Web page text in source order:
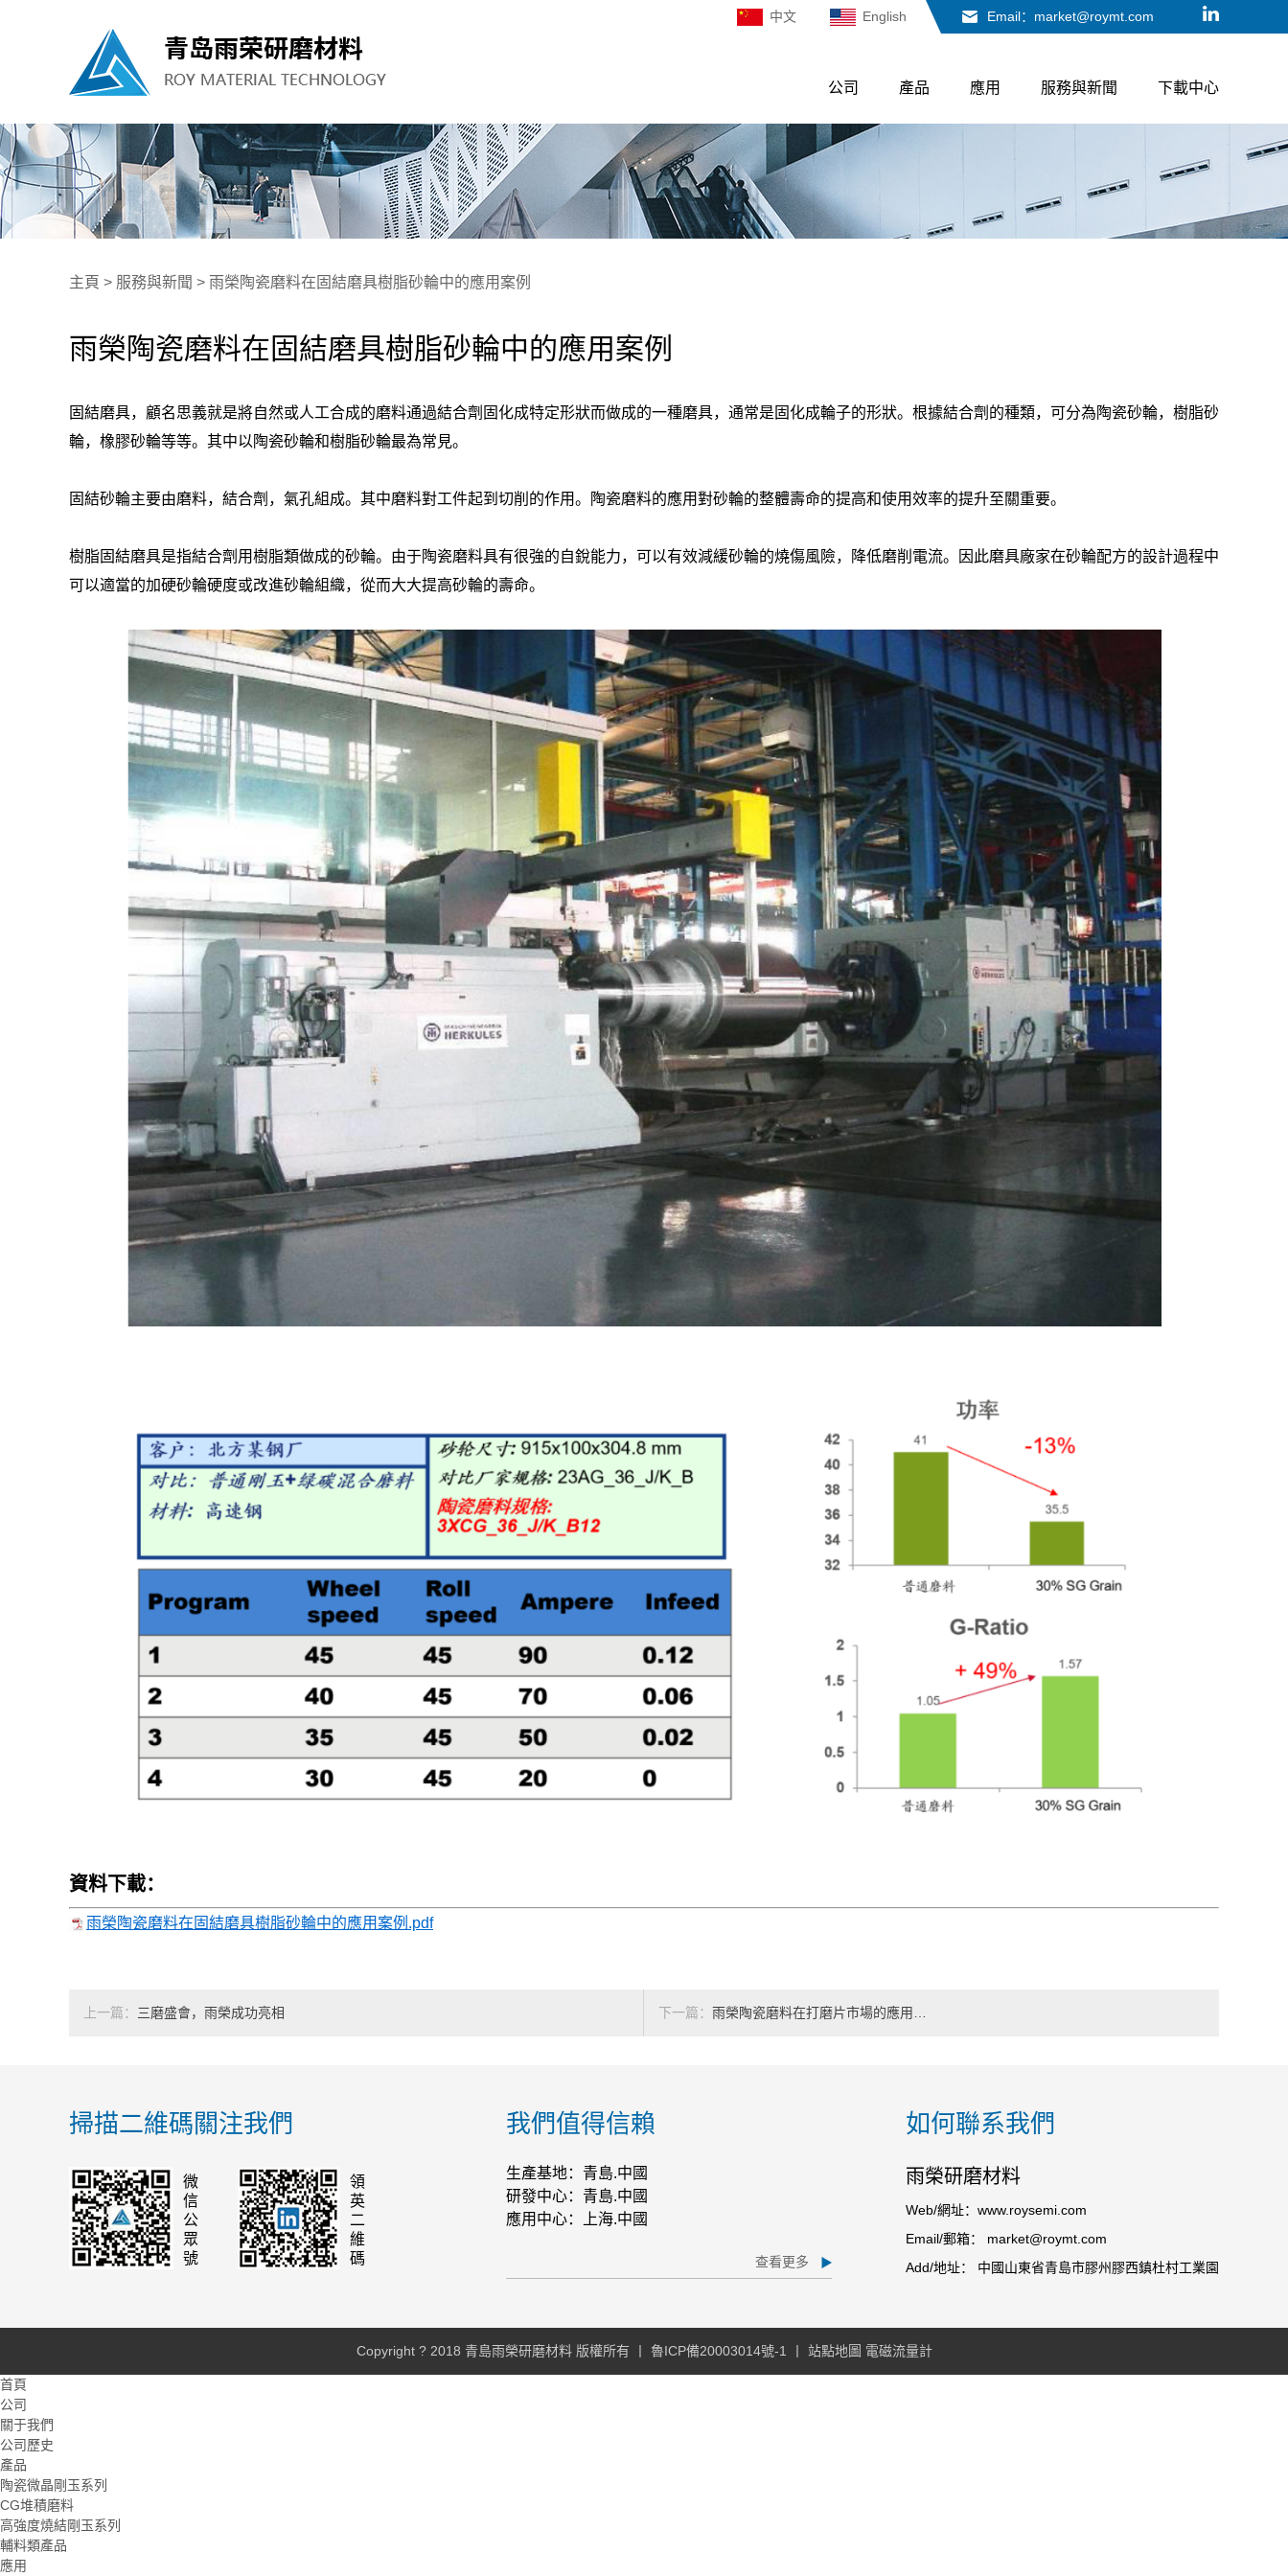
Email：market@roymt.com
中文 English
公司 產品 應用 服務與新聞 下載中心
主頁 > 服務與新聞 > 雨榮陶瓷磨料在固結磨具樹脂砂輪中的應用案例
雨榮陶瓷磨料在固結磨具樹脂砂輪中的應用案例
固結磨具，顧名思義就是將自然或人工合成的磨料通過結合劑固化成特定形狀而做成的一種磨具，通常是固化成輪子的形狀。根據結合劑的種類，可分為陶瓷砂輪，樹脂砂
輪，橡膠砂輪等等。其中以陶瓷砂輪和樹脂砂輪最為常見。
固結砂輪主要由磨料，結合劑，氣孔組成。其中磨料對工件起到切削的作用。陶瓷磨料的應用對砂輪的整體壽命的提高和使用效率的提升至關重要。
樹脂固結磨具是指結合劑用樹脂類做成的砂輪。由于陶瓷磨料具有很強的自銳能力，可以有效減緩砂輪的燒傷風險，降低磨削電流。因此磨具廠家在砂輪配方的設計過程中
可以適當的加硬砂輪硬度或改進砂輪組織，從而大大提高砂輪的壽命。
資料下載：
雨榮陶瓷磨料在固結磨具樹脂砂輪中的應用案例.pdf
上一篇： 三磨盛會，雨榮成功亮相 下一篇： 雨榮陶瓷磨料在打磨片市場的應用…
掃描二維碼關注我們
微信公眾號 領英二維碼
我們值得信賴
生產基地：青島.中國
研發中心：青島.中國
應用中心：上海.中國
查看更多
如何聯系我們
雨榮研磨材料
Web/網址：www.roysemi.com
Email/郵箱： market@roymt.com
Add/地址： 中國山東省青島市膠州膠西鎮杜村工業園
Copyright ? 2018 青島雨榮研磨材料 版權所有 丨 魯ICP備20003014號-1 站點地圖 電磁流量計
首頁
公司
關于我們
公司歷史
產品
陶瓷微晶剛玉系列
CG堆積磨料
高強度燒結剛玉系列
輔料類產品
應用